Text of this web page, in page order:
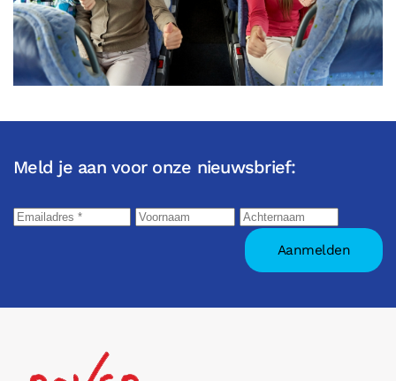
Meld je aan voor onze nieuwsbrief: